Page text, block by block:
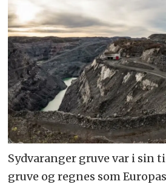
Sydvaranger gruve var i sin
gruve og regnes som